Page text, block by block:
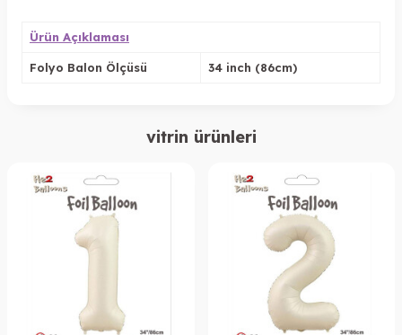
Ürün Açıklaması
Folyo Balon Ölçüsü 34 inch (86cm)
vitrin ürünleri